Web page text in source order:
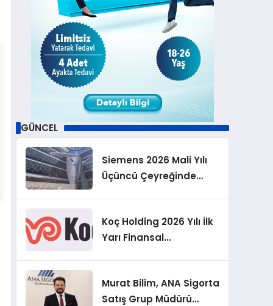
GÜNCEL
Siemens 2026 Mali Yılı
Üçüncü Çeyreğinde
Beklentisi
Koç Holding 2026 Yılı İlk
Yarı Finansal
Murat Bilim, ANA Sigorta
Satış Grup Müdürü